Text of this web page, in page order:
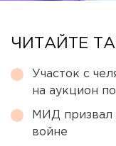
ЧИТАЙТЕ
Участок с
на аукцион
МИД призвал
войне